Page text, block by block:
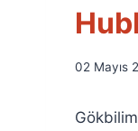
By
Özyar
02 Mayıs